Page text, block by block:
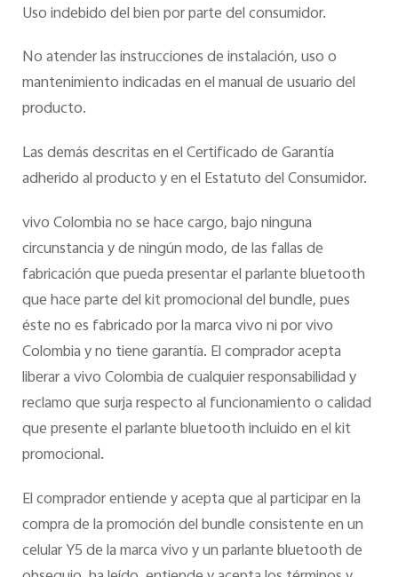
Uso indebido del bien por parte del consumidor.
No atender las instrucciones de instalación, uso o
mantenimiento indicadas en el manual de usuario del
producto.
Las demás descritas en el Certificado de Garantía
adherido al producto y en el Estatuto del Consumidor.
vivo Colombia no se hace cargo, bajo ninguna
circunstancia y de ningún modo, de las fallas de
fabricación que pueda presentar el parlante bluetooth
que hace parte del kit promocional del bundle, pues
éste no es fabricado por la marca vivo ni por vivo
Colombia y no tiene garantía. El comprador acepta
liberar a vivo Colombia de cualquier responsabilidad y
reclamo que surja respecto al funcionamiento o calidad
que presente el parlante bluetooth incluido en el kit
promocional.
El comprador entiende y acepta que al participar en la
compra de la promoción del bundle consistente en un
celular Y5 de la marca vivo y un parlante bluetooth de